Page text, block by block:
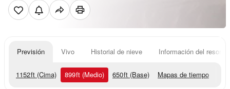
Previsión Vivo Historial de nieve Información del resort
1152ft (Cima) 899ft (Medio) 650ft (Base) Mapas de tiempo